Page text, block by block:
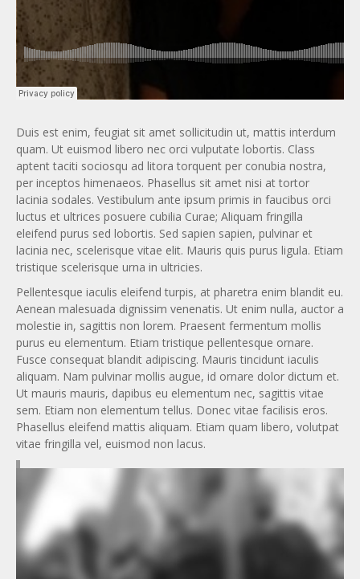
Duis est enim, feugiat sit amet sollicitudin ut, mattis interdum
quam. Ut euismod libero nec orci vulputate lobortis. Class
aptent taciti sociosqu ad litora torquent per conubia nostra,
per inceptos himenaeos. Phasellus sit amet nisi at tortor
lacinia sodales. Vestibulum ante ipsum primis in faucibus orci
luctus et ultrices posuere cubilia Curae; Aliquam fringilla
eleifend purus sed lobortis. Sed sapien sapien, pulvinar et
lacinia nec, scelerisque vitae elit. Mauris quis purus ligula. Etiam
tristique scelerisque urna in ultricies.
Pellentesque iaculis eleifend turpis, at pharetra enim blandit eu.
Aenean malesuada dignissim venenatis. Ut enim nulla, auctor a
molestie in, sagittis non lorem. Praesent fermentum mollis
purus eu elementum. Etiam tristique pellentesque ornare.
Fusce consequat blandit adipiscing. Mauris tincidunt iaculis
aliquam. Nam pulvinar mollis augue, id ornare dolor dictum et.
Ut mauris mauris, dapibus eu elementum nec, sagittis vitae
sem. Etiam non elementum tellus. Donec vitae facilisis eros.
Phasellus eleifend mattis aliquam. Etiam quam libero, volutpat
vitae fringilla vel, euismod non lacus.